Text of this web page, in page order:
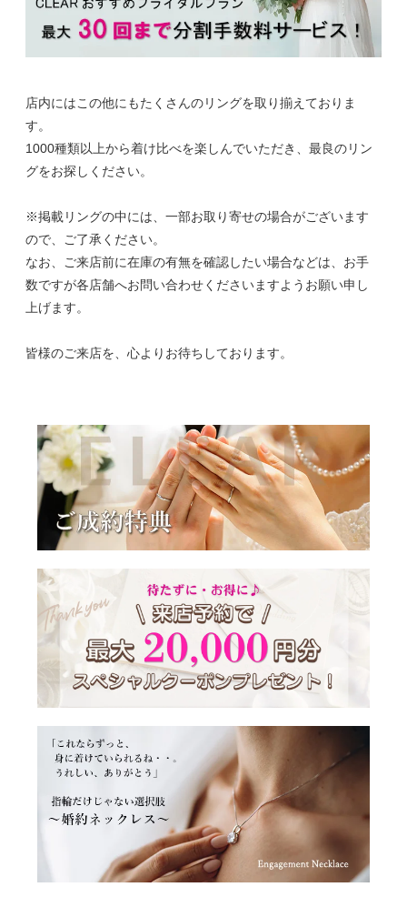
店内にはこの他にもたくさんのリングを取り揃えておりま
す。
1000種類以上から着け比べを楽しんでいただき、最良のリン
グをお探しください。
※掲載リングの中には、一部お取り寄せの場合がございます
ので、ご了承ください。
なお、ご来店前に在庫の有無を確認したい場合などは、お手
数ですが各店舗へお問い合わせくださいますようお願い申し
上げます。
皆様のご来店を、心よりお待ちしております。